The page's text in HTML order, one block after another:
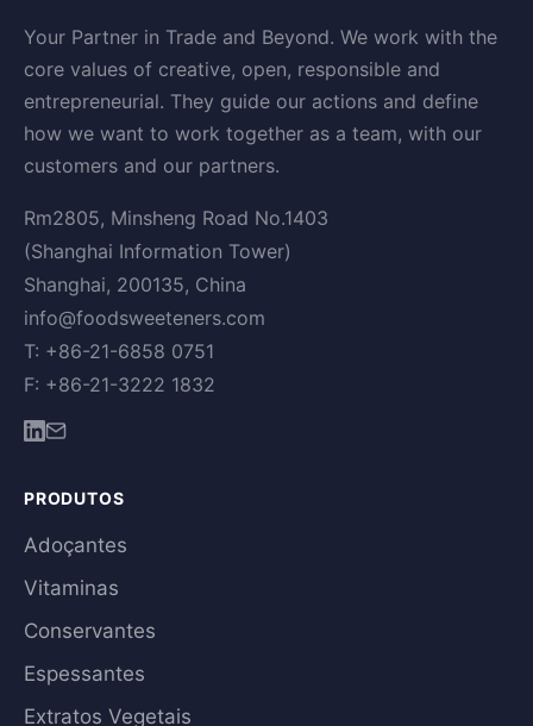
Your Partner in Trade and Beyond. We work with the
core values of creative, open, responsible and
entrepreneurial. They guide our actions and define
how we want to work together as a team, with our
customers and our partners.
Rm2805, Minsheng Road No.1403
(Shanghai Information Tower)
Shanghai, 200135, China
info@foodsweeteners.com
T: +86-21-6858 0751
F: +86-21-3222 1832
PRODUTOS
Adoçantes
Vitaminas
Conservantes
Espessantes
Extratos Vegetais